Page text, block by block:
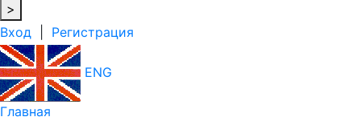
>
Вход
Регистрация
ENG
Главная